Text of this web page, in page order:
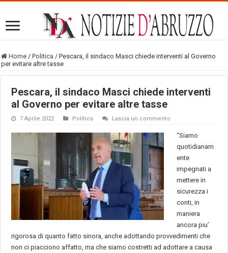
Home / Politica / Pescara, il sindaco Masci chiede interventi al Governo
per evitare altre tasse
Pescara, il sindaco Masci chiede interventi
al Governo per evitare altre tasse
7 Aprile 2022 Politica Lascia un commento
“Siamo
quotidianam
ente
impegnati a
mettere in
sicurezza i
conti, in
maniera
ancora piu’
rigorosa di quanto fatto sinora, anche adottando provvedimenti che
non ci piacciono affatto, ma che siamo costretti ad adottare a causa